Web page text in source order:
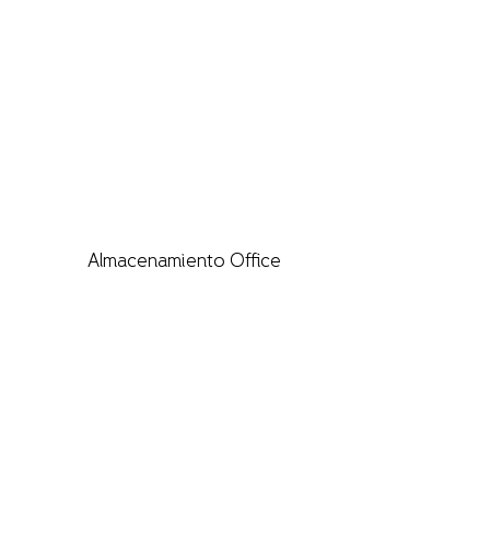
Almacenamiento Office